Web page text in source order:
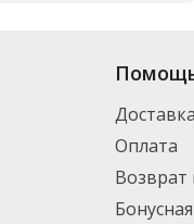
Доставка
Оплата
Возврат